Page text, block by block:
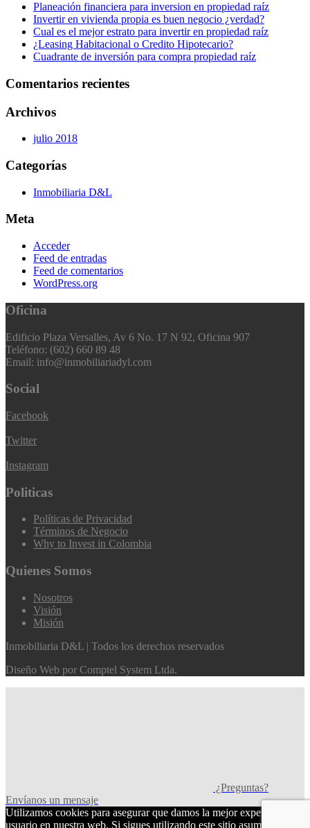
Planeación financiera para inversion en propiedad raíz
Invertir en vivienda propia es buen negocio ¿verdad?
Cual es el mejor estrato para invertir en propiedad raíz
¿Leasing Habitacional o Credito Hipotecario?
Cuadrante de inversión para compra propiedad raíz
Comentarios recientes
Archivos
julio 2018
Categorías
Inmobiliaria D&L
Meta
Acceder
Feed de entradas
Feed de comentarios
WordPress.org
Oficina
Edificio Plaza Versalles, Av 6 No. 17 N 92, Oficina 907
Teléfono: (602) 660 89 48
Email: info@inmobiliariadyl.com
Social
Facebook
Twitter
Instagram
Politicas
Políticas de Privacidad
Términos de Negocio
Why to Invest in Colombia
Quienes Somos
Nosotros
Visión
Misión
Inmobiliaria D&L | Todos los derechos reservados
Diseño Web por Comptel System Ltda.
¿Preguntas?
Envíanos un mensaje
Utilizamos cookies para asegurar que damos la mejor experiencia al
usuario en nuestra web. Si sigues utilizando este sitio asumiremos